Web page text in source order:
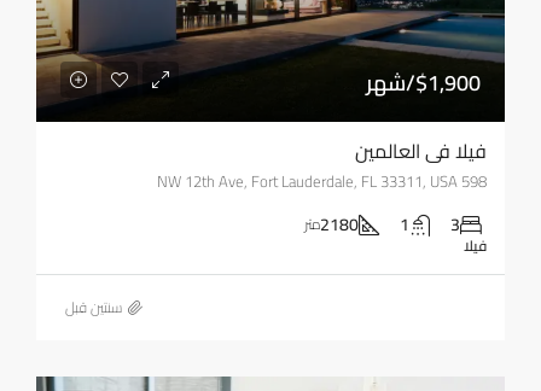
$1,900/شهر
فيلا في العالمين
598 NW 12th Ave, Fort Lauderdale, FL 33311, USA
3
1
2180متر
فيلا
‏سنتين قبل